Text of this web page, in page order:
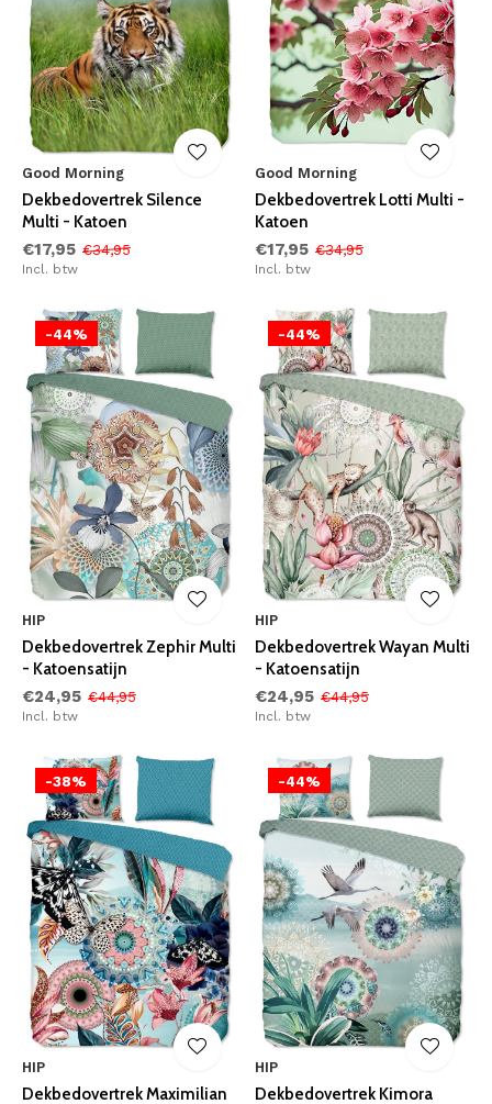
Good Morning
Dekbedovertrek Silence
Multi - Katoen
€17,95 €34,95
Incl. btw
Good Morning
Dekbedovertrek Lotti Multi -
Katoen
€17,95 €34,95
Incl. btw
-44%
HIP
Dekbedovertrek Zephir Multi
- Katoensatijn
€24,95 €44,95
Incl. btw
-44%
HIP
Dekbedovertrek Wayan Multi
- Katoensatijn
€24,95 €44,95
Incl. btw
-38%
HIP
Dekbedovertrek Maximilian
-44%
HIP
Dekbedovertrek Kimora